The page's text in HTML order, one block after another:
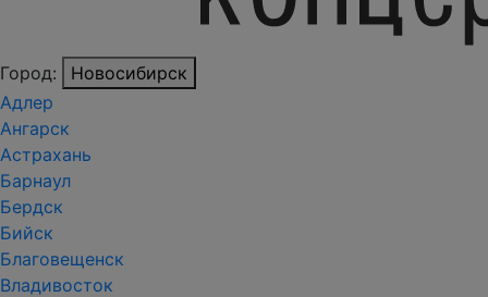
Город:
Новосибирск
Адлер
Ангарск
Астрахань
Барнаул
Бердск
Бийск
Благовещенск
Владивосток